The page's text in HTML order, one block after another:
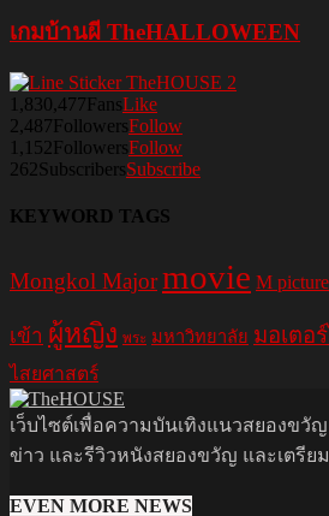
เกมบ้านผี TheHALLOWEEN
1,830,477FansLike
2,487FollowersFollow
1,152FollowersFollow
262SubscribersSubscribe
KEYWORD TAGS
Mongkol Majormovie M
เข้า ผู้หญิง พระ มหาวิทยาลัย มอเตอ
ไสยศาสตร์
เว็บไซต์เพื่อความบันเทิงแนวสยองข
ข่าว และรีวิวหนังสยองขวัญ และเตรีย
EVEN MORE NEWS